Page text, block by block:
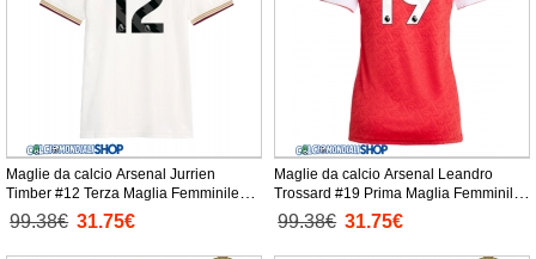
Maglie da calcio Arsenal Jurrien
Timber #12 Terza Maglia Femminile
2025-26 Manica Corta
99.38€ 31.75€
Maglie da calcio Arsenal Leandro
Trossard #19 Prima Maglia Femminile
2025-26 Manica Corta
99.38€ 31.75€